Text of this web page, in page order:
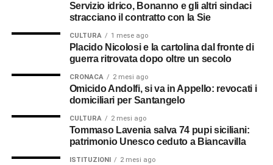
Servizio idrico, Bonanno e gli altri sindaci
stracciano il contratto con la Sie
CULTURA 1 mese ago
Placido Nicolosi e la cartolina dal fronte di
guerra ritrovata dopo oltre un secolo
CRONACA 2 mesi ago
Omicido Andolfi, si va in Appello: revocati i
domiciliari per Santangelo
CULTURA 2 mesi ago
Tommaso Lavenia salva 74 pupi siciliani:
patrimonio Unesco ceduto a Biancavilla
ISTITUZIONI 2 mesi ago